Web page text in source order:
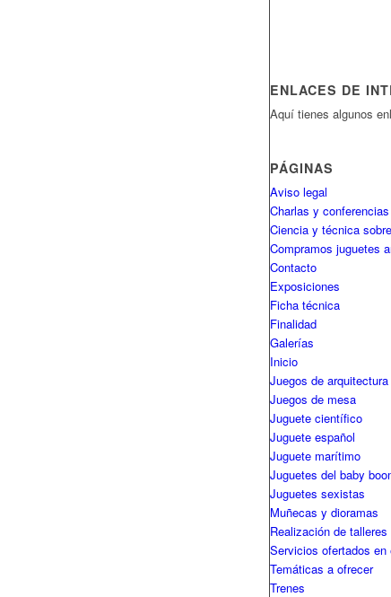
ENLACES DE
Aquí tienes algunos
PÁGINAS
Aviso legal
Charlas y conferencias
Ciencia y técnica
Compramos juguetes
Contacto
Exposiciones
Ficha técnica
Finalidad
Galerías
Inicio
Juegos de arquitectura
Juegos de mesa
Juguete científico
Juguete español
Juguete marítimo
Juguetes del baby
Juguetes sexistas
Muñecas y dioramas
Realización de talleres
Servicios ofertados
Temáticas a ofrecer
Trenes